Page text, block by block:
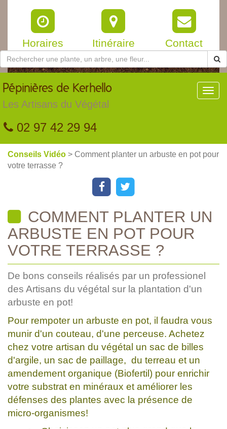
Horaires Itinéraire Contact
Pépinières de Kerhello
Les Artisans du Végétal
02 97 42 29 94
Conseils Vidéo > Comment planter un arbuste en pot pour
votre terrasse ?
COMMENT PLANTER UN
ARBUSTE EN POT POUR
VOTRE TERRASSE ?
De bons conseils réalisés par un professionel
des Artisans du végétal sur la plantation d'un
arbuste en pot!
Pour rempoter un arbuste en pot, il faudra vous
munir d'un couteau, d'une perceuse. Achetez
chez votre artisan du végétal un sac de billes
d'argile, un sac de paillage, du terreau et un
amendement organique (Biofertil) pour enrichir
votre substrat en minéraux et améliorer les
défenses des plantes avec la présence de
micro-organismes!